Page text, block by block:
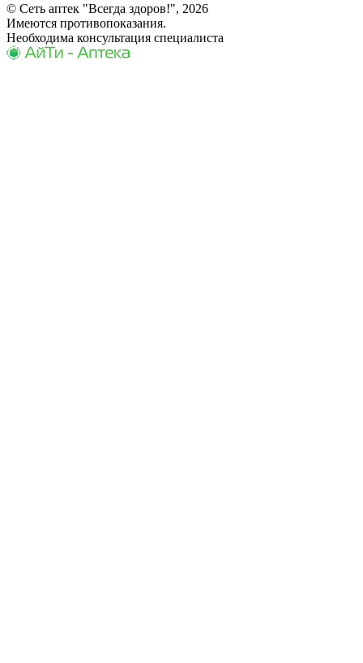
© Сеть аптек "Всегда здоров!", 2026
Имеются противопоказания.
Необходима консультация специалиста